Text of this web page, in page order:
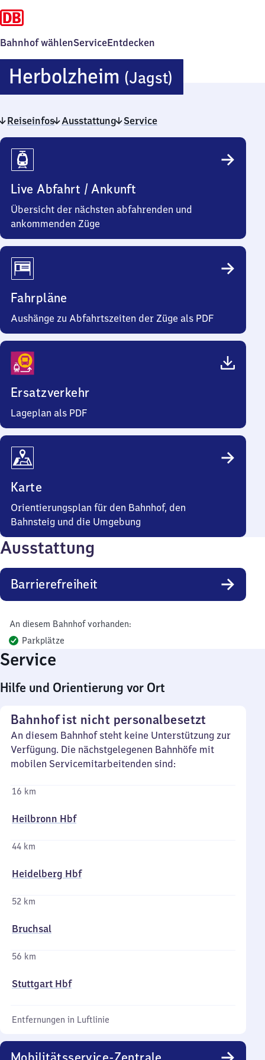
Bahnhof wählenServiceEntdecken
Herbolzheim (Jagst)
(Jagst)
Reiseinfos Ausstattung Service
Reiseinfos
Live Abfahrt / Ankunft
Übersicht der nächsten abfahrenden und
ankommenden Züge
Fahrpläne
Aushänge zu Abfahrtszeiten der Züge als PDF
Ersatzverkehr
Lageplan als PDF
Karte
Orientierungsplan für den Bahnhof, den
Bahnsteig und die Umgebung
Ausstattung
Barrierefreiheit
An diesem Bahnhof vorhanden:
Parkplätze
Service
Hilfe und Orientierung vor Ort
Bahnhof ist nicht personalbesetzt
An diesem Bahnhof steht keine Unterstützung zur
Verfügung. Die nächstgelegenen Bahnhöfe mit
mobilen Servicemitarbeitenden sind:
16 km
Heilbronn Hbf
44 km
Heidelberg Hbf
52 km
Bruchsal
56 km
Stuttgart Hbf
Entfernungen in Luftlinie